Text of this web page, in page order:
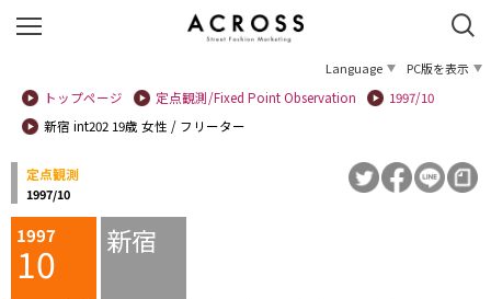
Language
PC版を表示
トップページ
定点観測/Fixed Point Observation
1997/10
新宿 int202 19歳 女性 / フリーター
定点観測
1997/10
1997
10 新宿